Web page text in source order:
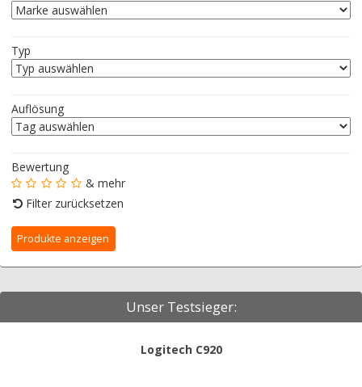
Typ
Auflösung
Bewertung
& mehr
Filter zurücksetzen
Unser Testsieger:
Logitech C920